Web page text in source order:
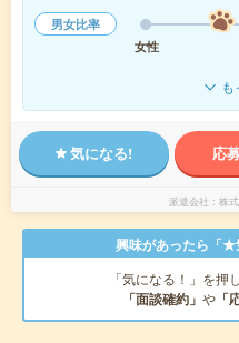
男女比率
女性
気になる! 応
派遣会社 株
興味があったら「★
「気になる！」を押
「面談確約」 や 「